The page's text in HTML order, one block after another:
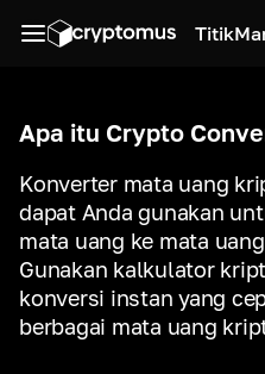
Titik
Apa itu Crypto
Konverter mata uang
dapat Anda gunakan
mata uang ke mata
Gunakan kalkulator
konversi instan yang
berbagai mata uang